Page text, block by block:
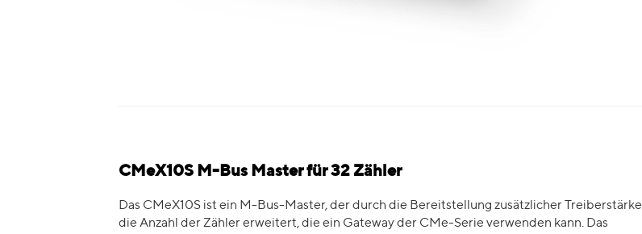
CMeX10S M-Bus Master für 32 Zähler
Das CMeX10S ist ein M-Bus-Master, der durch die Bereitstellung zusätzlicher Treiberstärke
die Anzahl der Zähler erweitert, die ein Gateway der CMe-Serie verwenden kann. Das